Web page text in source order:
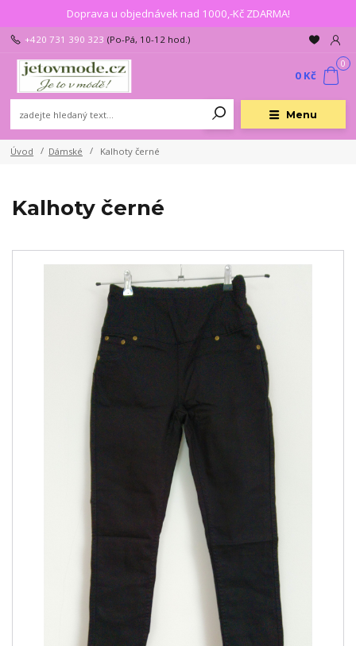
Doprava u objednávek nad 1000,-Kč ZDARMA!
Menu
+420 731 390 323 (Po-Pá, 10-12 hod.)
0
0 Kč
Úvod Dámské Kalhoty černé
Kalhoty černé